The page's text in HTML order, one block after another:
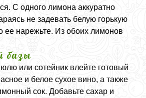
С одного лимона аккуратно
не задевать белую горькую
ее нарежьте. Из обоих лимонов
базы
или сотейник влейте готовый
и белое сухое вино, а также
сок. Добавьте сахар и